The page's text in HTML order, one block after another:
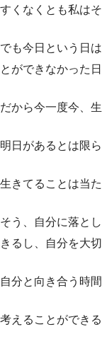
すくなくとも私は
でも今日という日
とができなかった日
だから今一度今、
明日があるとは限
生きてることは当
そう、自分に落と
きるし、自分を大
自分と向き合う時
考えることができ